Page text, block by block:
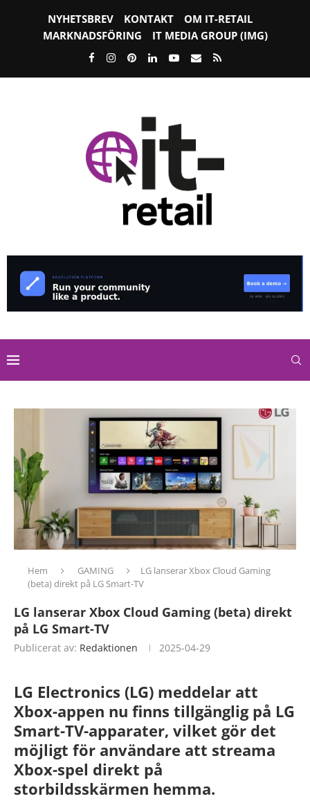
NYHETSBREV KONTAKT
OM IT-RETAIL
MARKNADSFÖRING
IT MEDIA GROUP (IMG)
Hem GAMING
LG lanserar Xbox Cloud Gaming
(beta) direkt på LG Smart-TV
LG lanserar Xbox Cloud Gaming (beta) direkt
på LG Smart-TV
Publicerat av: Redaktionen 2025-04-29
LG Electronics (LG) meddelar att
Xbox-appen nu finns tillgänglig på LG
Smart-TV-apparater, vilket gör det
möjligt för användare att streama
Xbox-spel direkt på
storbildsskärmen hemma.